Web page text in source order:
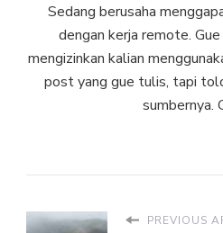
Sedang berusaha
dengan kerja remote.
mengizinkan kalian
post yang gue tulis, tapi
sumbernya.
PREVIOUS